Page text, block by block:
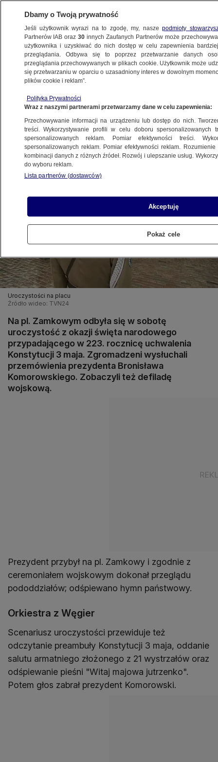
WARSZAWA
NAJNOWSZE
i defilada
3.05.2014, 12:08
Udostępnij
Uroczystości na placu
Źródło wideo: TVN24
Na pl. Zamkowym odbyła się w sobotę
uroczystość z okazji święta narodowego
przypadającego w 223. rocznicę uchwalenia
Konstytucji 3 maja. Zgromadzeni wysłuchali
przemówienia prezydenta Bronisława
Komorowskiego. Zobaczyli też defiladę
wojskową.
Prezydent przybył na pl. Zamkowy i zgodnie z
ceremoniałem wojskowym dokonał przeglądu
pododdziałów; odśpiewano hymn państwowy.
Orkiestra z Węgier
Scenariusz uroczystości przewiduje też
odczytanie preambuły Konstytucji 3 maja, oddanie
salutu armatniego złożonego z 21 wystrzałów oraz
odśpiewanie pieśni "Witaj majowa jutrzenko".
Potem głos zabrał prezydent Komorowski.
Dbamy o Twoją prywatność
Jeśli użytkownik wyrazi na to zgodę, my, naszepodmioty
Partnerów IAB oraz30 innych Zaufanych Partnerów może
użytkownika i uzyskiwać do nich dostęp w celu zapewnienia
przeglądania. Odbywa się to poprzez przetwarzanie danych
przeglądania przechowywanych w plikach cookie. Użytkownik może
się przetwarzaniu w oparciu o uzasadniony interes w dowolnym
plików cookie i reklam”.
Polityka Prywatności
Wraz z naszymi partnerami przetwarzamy dane w celu zapewnienia:
Przechowywanie informacji na urządzeniu lub dostęp do nich.
treści. Wykorzystywanie profili w celu doboru spersonalizowanych
spersonalizowanych reklam. Pomiar efektywności treści.
spersonalizowanych reklam. Pomiar efektywności reklam.
kombinacji danych z różnych źródeł. Rozwój i ulepszanie usług.
do wyboru reklam.
Lista partnerów (dostawców)
Akceptuję
Pokaż cele